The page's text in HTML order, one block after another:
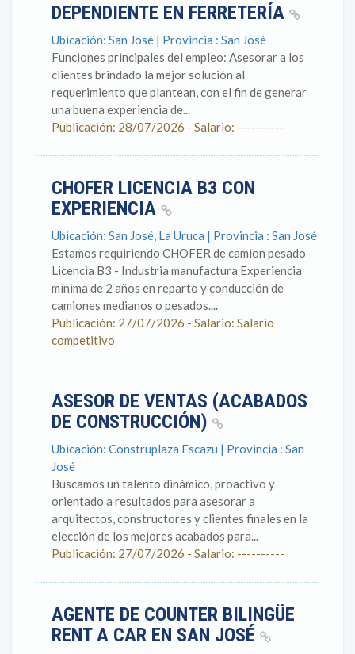
DEPENDIENTE EN FERRETERÍA
Ubicación: San José | Provincia : San José
Funciones principales del empleo: Asesorar a los
clientes brindado la mejor solución al
requerimiento que plantean, con el fin de generar
una buena experiencia de...
Publicación: 28/07/2026 - Salario: ----------
CHOFER LICENCIA B3 CON
EXPERIENCIA
Ubicación: San José, La Uruca | Provincia : San José
Estamos requiriendo CHOFER de camion pesado-
Licencia B3 - Industria manufactura Experiencia
mínima de 2 años en reparto y conducción de
camiones medianos o pesados....
Publicación: 27/07/2026 - Salario: Salario
competitivo
ASESOR DE VENTAS (ACABADOS
DE CONSTRUCCIÓN)
Ubicación: Construplaza Escazu | Provincia : San
José
Buscamos un talento dinámico, proactivo y
orientado a resultados para asesorar a
arquitectos, constructores y clientes finales en la
elección de los mejores acabados para...
Publicación: 27/07/2026 - Salario: ----------
AGENTE DE COUNTER BILINGÜE
RENT A CAR EN SAN JOSÉ